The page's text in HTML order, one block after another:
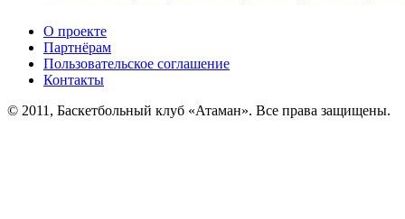
О проекте
Партнёрам
Пользовательское соглашение
Контакты
© 2011, Баскетбольный клуб «Атаман». Все права защищены.